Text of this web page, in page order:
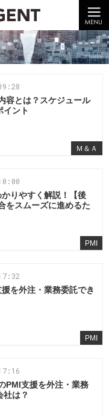
へ。例をわかりやすくご紹介
Ｍ＆Ａ
容とは？スケジュール
イント
PMI
りやすく解説！【後
をスムーズに進めるた
PMI
を外注・業務委託でき
PMI支援を外注・業務
社は？